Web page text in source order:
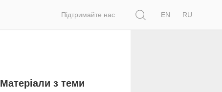
Підтримайте нас
EN
RU
Матеріали з теми